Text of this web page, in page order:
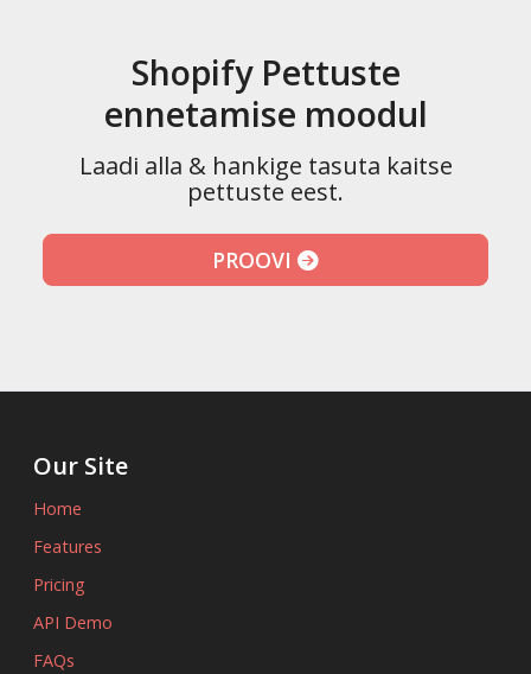
Shopify Pettuste
ennetamise moodul
Laadi alla & hankige tasuta kaitse
pettuste eest.
PROOVI
Our Site
Home
Features
Pricing
API Demo
FAQs